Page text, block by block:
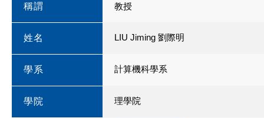
稱謂 教授
姓名 LIU Jiming 劉際明
學系 計算機科學系
學院 理學院